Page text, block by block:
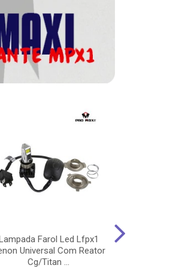
Farol Led Lfpx1
Universal Com Reator
Cg/Titan ...